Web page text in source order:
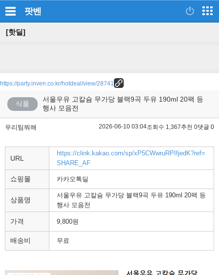
팟벤
[핫딜]
https://party.inven.co.kr/hotdeal/view/28741
식품
서울우유 고칼슘 무가당 블랙9곡 두유 190ml 20팩 등
행사 모음전
우리팀뭐해 2026-06-10 03:04조회수 1,367추천 0댓글 0
URL
https://clink.kakao.com/sp/xP5CWwruRPIfjedK?ref=
SHARE_AF
쇼핑몰 카카오톡딜
상품명
서울우유 고칼슘 무가당 블랙9곡 두유 190ml 20팩 등
행사 모음전
가격 9,800원
배송비 무료